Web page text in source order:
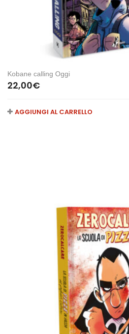
Kobane calling Oggi
22,00€
AGGIUNGI AL CARRELLO